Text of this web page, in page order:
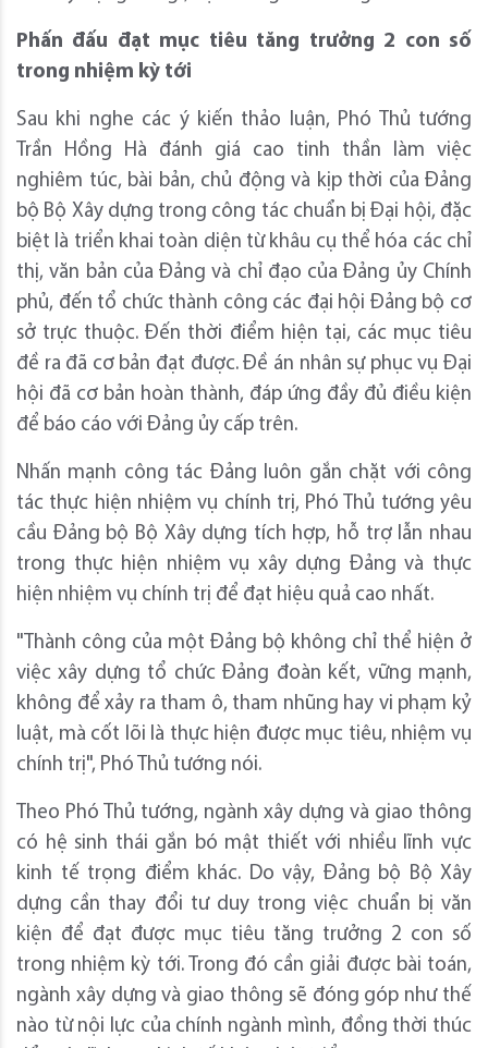
Phấn đấu đạt mục tiêu tăng trưởng 2 con số
trong nhiệm kỳ tới
Sau khi nghe các ý kiến thảo luận, Phó Thủ tướng
Trần Hồng Hà đánh giá cao tinh thần làm việc
nghiêm túc, bài bản, chủ động và kịp thời của Đảng
bộ Bộ Xây dựng trong công tác chuẩn bị Đại hội, đặc
biệt là triển khai toàn diện từ khâu cụ thể hóa các chỉ
thị, văn bản của Đảng và chỉ đạo của Đảng ủy Chính
phủ, đến tổ chức thành công các đại hội Đảng bộ cơ
sở trực thuộc. Đến thời điểm hiện tại, các mục tiêu
đề ra đã cơ bản đạt được. Đề án nhân sự phục vụ Đại
hội đã cơ bản hoàn thành, đáp ứng đầy đủ điều kiện
để báo cáo với Đảng ủy cấp trên.
Nhấn mạnh công tác Đảng luôn gắn chặt với công
tác thực hiện nhiệm vụ chính trị, Phó Thủ tướng yêu
cầu Đảng bộ Bộ Xây dựng tích hợp, hỗ trợ lẫn nhau
trong thực hiện nhiệm vụ xây dựng Đảng và thực
hiện nhiệm vụ chính trị để đạt hiệu quả cao nhất.
"Thành công của một Đảng bộ không chỉ thể hiện ở
việc xây dựng tổ chức Đảng đoàn kết, vững mạnh,
không để xảy ra tham ô, tham nhũng hay vi phạm kỷ
luật, mà cốt lõi là thực hiện được mục tiêu, nhiệm vụ
chính trị", Phó Thủ tướng nói.
Theo Phó Thủ tướng, ngành xây dựng và giao thông
có hệ sinh thái gắn bó mật thiết với nhiều lĩnh vực
kinh tế trọng điểm khác. Do vậy, Đảng bộ Bộ Xây
dựng cần thay đổi tư duy trong việc chuẩn bị văn
kiện để đạt được mục tiêu tăng trưởng 2 con số
trong nhiệm kỳ tới. Trong đó cần giải được bài toán,
ngành xây dựng và giao thông sẽ đóng góp như thế
nào từ nội lực của chính ngành mình, đồng thời thúc